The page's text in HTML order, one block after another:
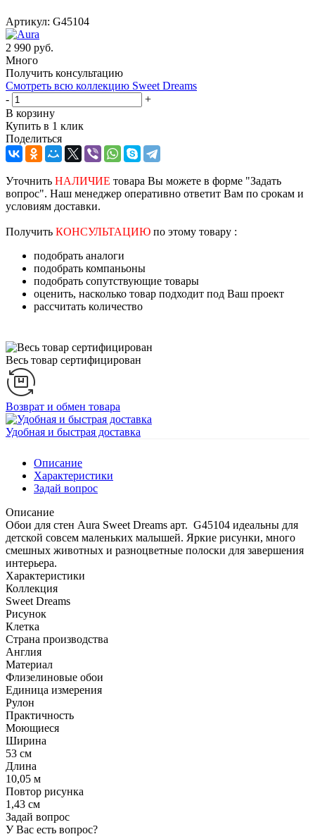
Артикул: G45104
2 990 руб.
Много
Получить консультацию
Смотреть всю коллекцию Sweet Dreams
-
+
В корзину
Купить в 1 клик
Поделиться
Уточнить НАЛИЧИЕ товара Вы можете в форме "Задать
вопрос". Наш менеджер оперативно ответит Вам по срокам и
условиям доставки.
Получить КОНСУЛЬТАЦИЮ по этому товару :
подобрать аналоги
подобрать компаньоны
подобрать сопутствующие товары
оценить, насколько товар подходит под Ваш проект
рассчитать количество
Весь товар сертифицирован
Возврат и обмен товара
Удобная и быстрая доставка
Описание
Характеристики
Задай вопрос
Описание
Обои для стен Aura Sweet Dreams арт. G45104 идеальны для
детской совсем маленьких малышей. Яркие рисунки, много
смешных животных и разноцветные полоски для завершения
интерьера.
Характеристики
Коллекция
Sweet Dreams
Рисунок
Клетка
Страна производства
Англия
Материал
Флизелиновые обои
Единица измерения
Рулон
Практичность
Моющиеся
Ширина
53 см
Длина
10,05 м
Повтор рисунка
1,43 см
Задай вопрос
У Вас есть вопрос?